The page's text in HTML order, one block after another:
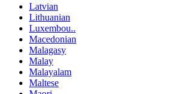
Latvian
Lithuanian
Luxembou..
Macedonian
Malagasy
Malay
Malayalam
Maltese